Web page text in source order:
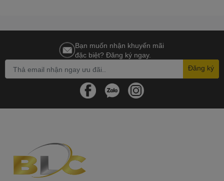
Bạn muốn nhận khuyến mãi
đặc biệt? Đăng ký ngay.
Đăng ký